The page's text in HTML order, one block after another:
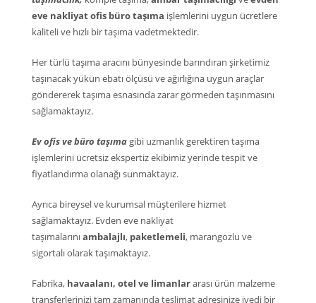
eve nakliyat ofis büro taşıma işlemlerini uygun ücretlere
kaliteli ve hızlı bir taşıma vadetmektedir.
Her türlü taşıma aracını bünyesinde barındıran şirketimiz
taşınacak yükün ebatı ölçüsü ve ağırlığına uygun araçlar
göndererek taşıma esnasında zarar görmeden taşınmasını
sağlamaktayız.
Ev ofis ve büro taşıma gibi uzmanlık gerektiren taşıma
işlemlerini ücretsiz ekspertiz ekibimiz yerinde tespit ve
fiyatlandırma olanağı sunmaktayız.
Ayrıca bireysel ve kurumsal müşterilere hizmet
sağlamaktayız. Evden eve nakliyat
taşımalarınıambalajlı, paketlemeli, marangozlu ve
sigortalı olarak taşımaktayız.
Fabrika, havaalanı, otel ve limanlararası ürün malzeme
transferlerinizi tam zamanında teslimat adresinize ivedi bir